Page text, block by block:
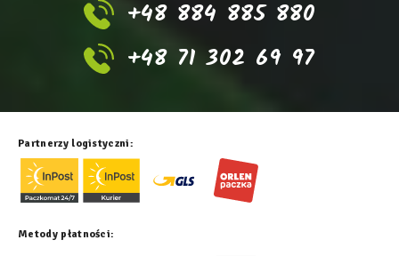
+48 884 885 880
+48 71 302 69 97
Partnerzy logistyczni:
Metody płatności: